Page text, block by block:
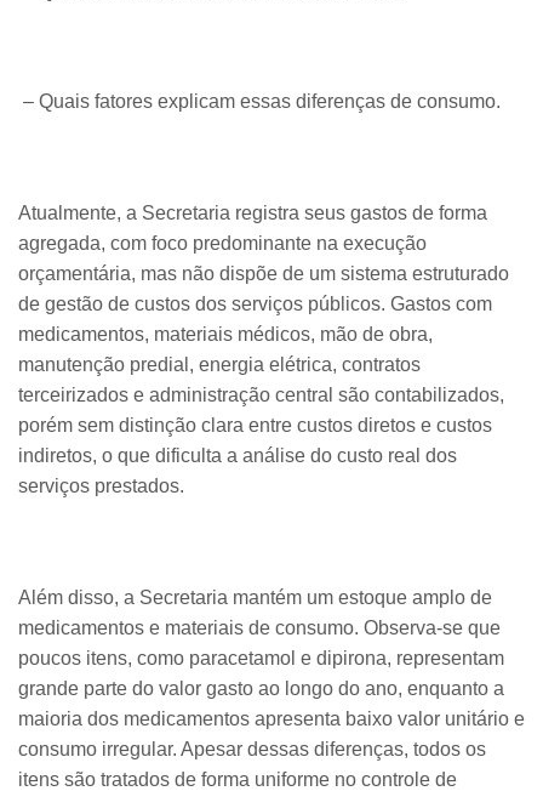
– Quais fatores explicam essas diferenças de consumo.
Atualmente, a Secretaria registra seus gastos de forma
agregada, com foco predominante na execução
orçamentária, mas não dispõe de um sistema estruturado
de gestão de custos dos serviços públicos. Gastos com
medicamentos, materiais médicos, mão de obra,
manutenção predial, energia elétrica, contratos
terceirizados e administração central são contabilizados,
porém sem distinção clara entre custos diretos e custos
indiretos, o que dificulta a análise do custo real dos
serviços prestados.
Além disso, a Secretaria mantém um estoque amplo de
medicamentos e materiais de consumo. Observa-se que
poucos itens, como paracetamol e dipirona, representam
grande parte do valor gasto ao longo do ano, enquanto a
maioria dos medicamentos apresenta baixo valor unitário e
consumo irregular. Apesar dessas diferenças, todos os
itens são tratados de forma uniforme no controle de